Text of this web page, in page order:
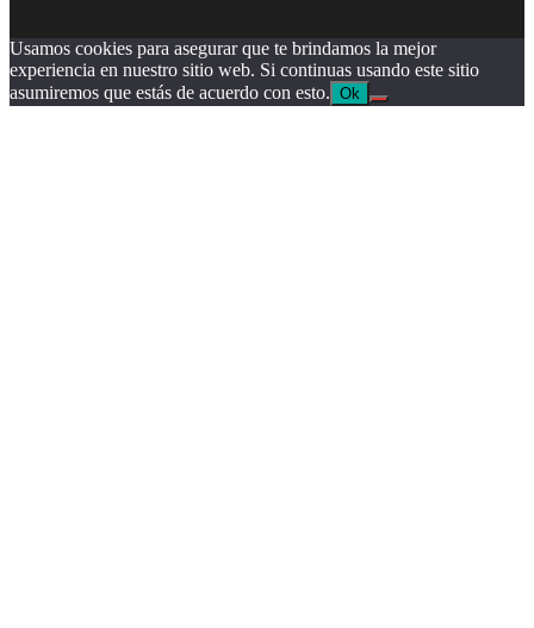
Usamos cookies para asegurar que te brindamos la mejor
experiencia en nuestro sitio web. Si continuas usando este sitio
asumiremos que estás de acuerdo con esto. Ok